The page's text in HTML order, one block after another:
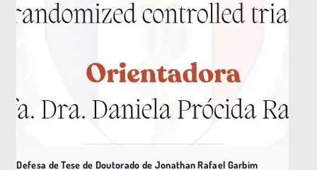
Defesa de Tese de Doutorado de Jonathan Rafael Garbim